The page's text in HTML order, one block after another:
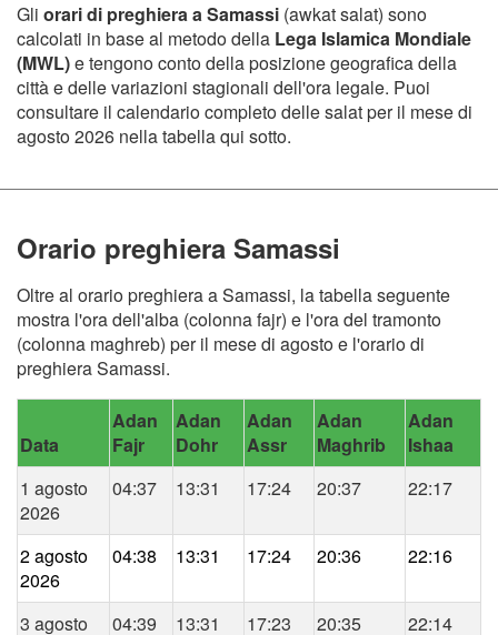
Gli orari di preghiera a Samassi (awkat salat) sono
calcolati in base al metodo della Lega Islamica Mondiale
(MWL)e tengono conto della posizione geografica della
città e delle variazioni stagionali dell'ora legale. Puoi
consultare il calendario completo delle salat per il mese di
agosto 2026 nella tabella qui sotto.
Orario preghiera Samassi
Oltre al orario preghiera a Samassi, la tabella seguente
mostra l'ora dell'alba (colonna fajr) e l'ora del tramonto
(colonna maghreb) per il mese di agosto e l'orario di
preghiera Samassi.
Data
Adan
Fajr
Adan
Dohr
Adan
Assr
Adan
Maghrib
Adan
Ishaa
1 agosto
2026
04:37 13:31 17:24 20:37 22:17
2 agosto
2026
04:38 13:31 17:24 20:36 22:16
3 agosto 04:39 13:31 17:23 20:35 22:14